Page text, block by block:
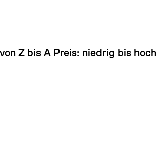
Z bis A Preis: niedrig bis hoch